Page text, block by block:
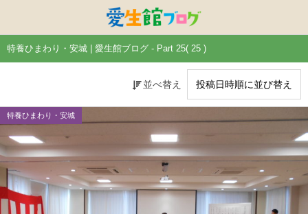
特養ひまわり・安城 | 愛生館ブログ - Part 25( 25 )
並べ替え
特養ひまわり・安城
小林記念病院
病院デイケアセンター
しんかわ訪問看護ST
訪問リハビリセンター
老人保健施設ひまわり
特別養護老人ホームひまわり
DSひまわり
HSひまわり
CPひまわり
初任者研修
特別養護老人ホームひまわり・安城
CPひまわり・安城
小規模ひまわり・福釜
ひよこっこ
複合施設CORRIN
碧カレッジ
さんさん
たいよう
ひだまり
愛生館本部
イベント
採用に関する事